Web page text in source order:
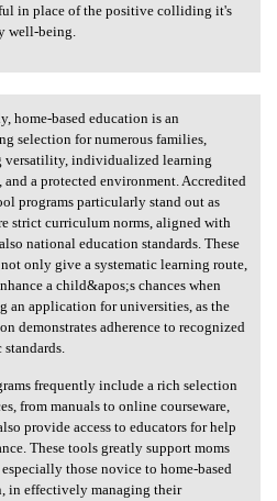
in place of the positive colliding it's
well-being.
home-based
home-based education is an
selection for numerous families,
versatility, individualized learning
and a protected environment. Accredited
programs particularly stand out as
strict curriculum norms, aligned with
national education standards. These
only give a systematic learning route,
a child&apos;s chances when
an application for universities, as the
demonstrates adherence to recognized
frequently include a rich selection
from manuals to online courseware,
provide access to educators for help
These tools greatly support moms
especially those novice to home-based
in effectively managing their